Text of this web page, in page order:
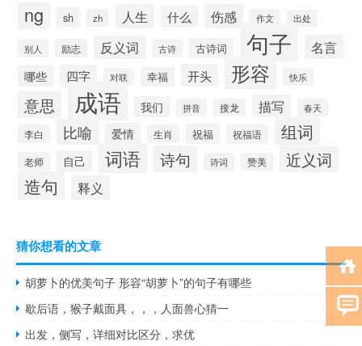
ng sh zh 人生 什么 伤感 作文 出处
别人 励志 反义词 古诗 古诗词 句子 名言
哪些 四字 对联 幸福 开头 形容 快乐
意思 成语 我们 拼音 接龙 描写 春天
李白 比喻 爱情 生肖 祝福 祝福语 组词
老师 自己 词语 诗句 诗词 赞美 近义词
造句 释义
猜你想看的文章
胡萝卜的优美句子 形容“胡萝卜”的句子有哪些
歇后语，猴子戴面具，，，人面兽心猜一
出发，侧写，详细对比区分，求优